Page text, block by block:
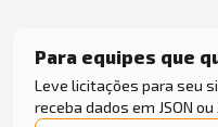
Para equipes que
Leve licitações para seu
receba dados em JSON ou